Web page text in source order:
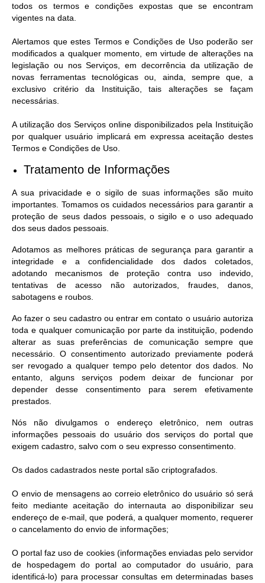
todos os termos e condições expostas que se encontram
vigentes na data.
Alertamos que estes Termos e Condições de Uso poderão ser
modificados a qualquer momento, em virtude de alterações na
legislação ou nos Serviços, em decorrência da utilização de
novas ferramentas tecnológicas ou, ainda, sempre que, a
exclusivo critério da Instituição, tais alterações se façam
necessárias.
A utilização dos Serviços online disponibilizados pela Instituição
por qualquer usuário implicará em expressa aceitação destes
Termos e Condições de Uso.
Tratamento de Informações
A sua privacidade e o sigilo de suas informações são muito
importantes. Tomamos os cuidados necessários para garantir a
proteção de seus dados pessoais, o sigilo e o uso adequado
dos seus dados pessoais.
Adotamos as melhores práticas de segurança para garantir a
integridade e a confidencialidade dos dados coletados,
adotando mecanismos de proteção contra uso indevido,
tentativas de acesso não autorizados, fraudes, danos,
sabotagens e roubos.
Ao fazer o seu cadastro ou entrar em contato o usuário autoriza
toda e qualquer comunicação por parte da instituição, podendo
alterar as suas preferências de comunicação sempre que
necessário. O consentimento autorizado previamente poderá
ser revogado a qualquer tempo pelo detentor dos dados. No
entanto, alguns serviços podem deixar de funcionar por
depender desse consentimento para serem efetivamente
prestados.
Nós não divulgamos o endereço eletrônico, nem outras
informações pessoais do usuário dos serviços do portal que
exigem cadastro, salvo com o seu expresso consentimento.
Os dados cadastrados neste portal são criptografados.
O envio de mensagens ao correio eletrônico do usuário só será
feito mediante aceitação do internauta ao disponibilizar seu
endereço de e-mail, que poderá, a qualquer momento, requerer
o cancelamento do envio de informações;
O portal faz uso de cookies (informações enviadas pelo servidor
de hospedagem do portal ao computador do usuário, para
identificá-lo) para processar consultas em determinadas bases